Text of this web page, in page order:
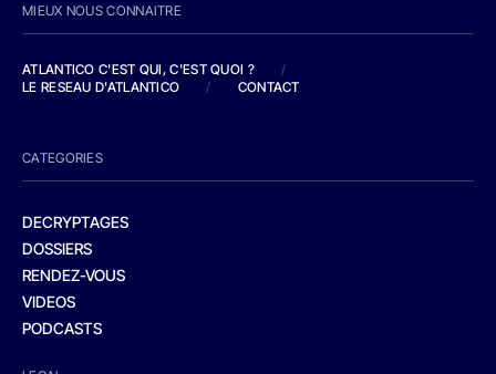
MIEUX NOUS CONNAITRE
ATLANTICO C'EST QUI, C'EST QUOI ?
/
LE RESEAU D'ATLANTICO
/ CONTACT
CATEGORIES
DECRYPTAGES
DOSSIERS
RENDEZ-VOUS
VIDEOS
PODCASTS